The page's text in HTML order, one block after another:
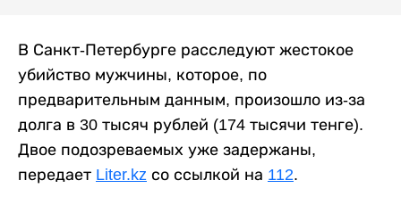
В Санкт-Петербурге расследуют жестокое
убийство мужчины, которое, по
предварительным данным, произошло из-за
долга в 30 тысяч рублей (174 тысячи тенге).
Двое подозреваемых уже задержаны,
передает Liter.kz со ссылкой на 112.